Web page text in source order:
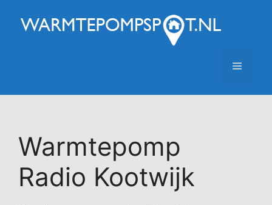
naar
Menu
Warmtepomp
Radio Kootwijk